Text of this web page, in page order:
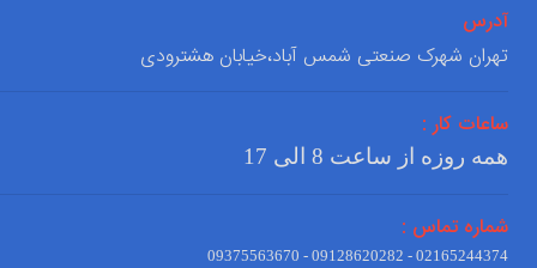
آدرس
تهران شهرک صنعتی شمس آباد،خیابان هشترودی
ساعات کار :
همه روزه از ساعت 8 الی 17
شماره تماس :
02165244374 - 09128620282 - 09375563670